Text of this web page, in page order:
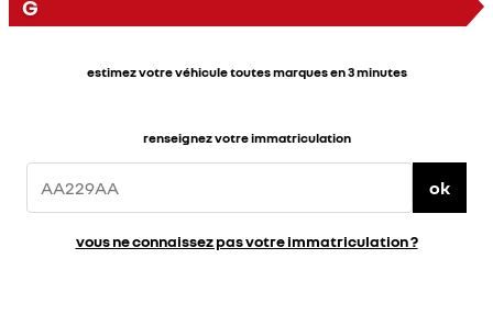
G
estimez votre véhicule toutes marques en 3 minutes
renseignez votre immatriculation
ok
vous ne connaissez pas votre immatriculation ?